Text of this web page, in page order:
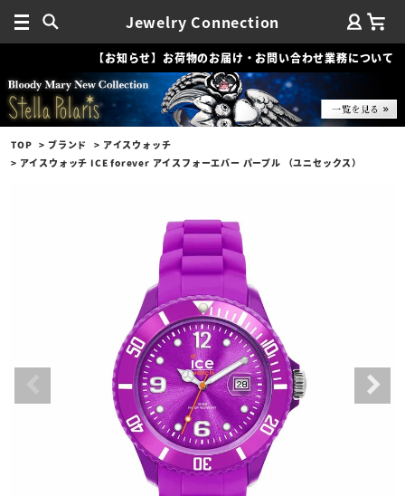
Jewelry Connection
【お知らせ】お荷物のお届け・お問い合わせ業務について
TOP ブランド
アイスウォッチ
アイスウォッチ ICE forever アイスフォーエバー パープル （ユニセックス）